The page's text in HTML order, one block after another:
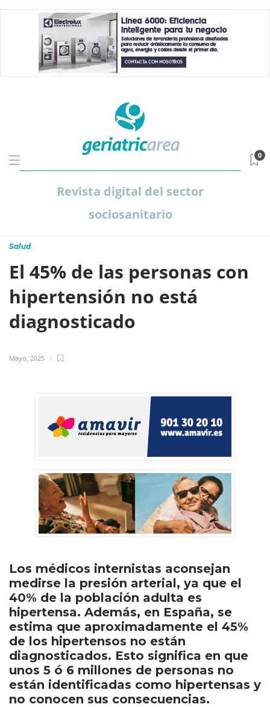
Revista digital del sector
sociosanitario
0
Salud
El 45% de las personas con
hipertensión no está
diagnosticado
Mayo, 2025
Los médicos internistas aconsejan
medirse la presión arterial, ya que el
40% de la población adulta es
hipertensa. Además, en España, se
estima que aproximadamente el 45%
de los hipertensos no están
diagnosticados. Esto significa en que
unos 5 ó 6 millones de personas no
están identificadas como hipertensas y
no conocen sus consecuencias.